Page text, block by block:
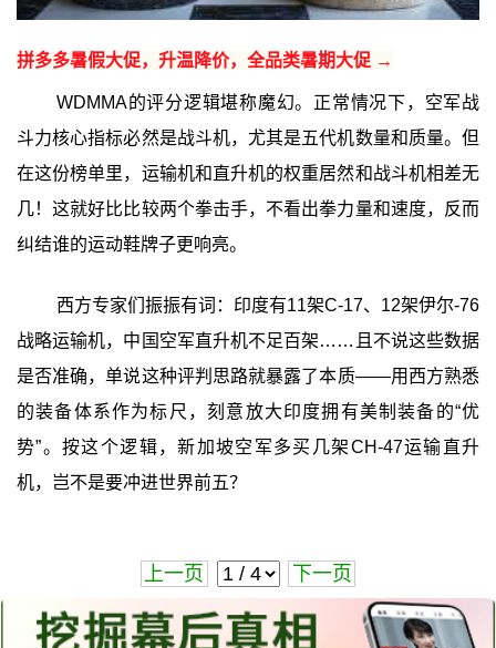
拼多多暑假大促，升温降价，全品类暑期大促 →
WDMMA的评分逻辑堪称魔幻。正常情况下，空军战
斗力核心指标必然是战斗机，尤其是五代机数量和质量。但
在这份榜单里，运输机和直升机的权重居然和战斗机相差无
几！这就好比比较两个拳击手，不看出拳力量和速度，反而
纠结谁的运动鞋牌子更响亮。
西方专家们振振有词：印度有11架C-17、12架伊尔-76
战略运输机，中国空军直升机不足百架……且不说这些数据
是否准确，单说这种评判思路就暴露了本质——用西方熟悉
的装备体系作为标尺，刻意放大印度拥有美制装备的“优
势”。按这个逻辑，新加坡空军多买几架CH-47运输直升
机，岂不是要冲进世界前五？
上一页 下一页